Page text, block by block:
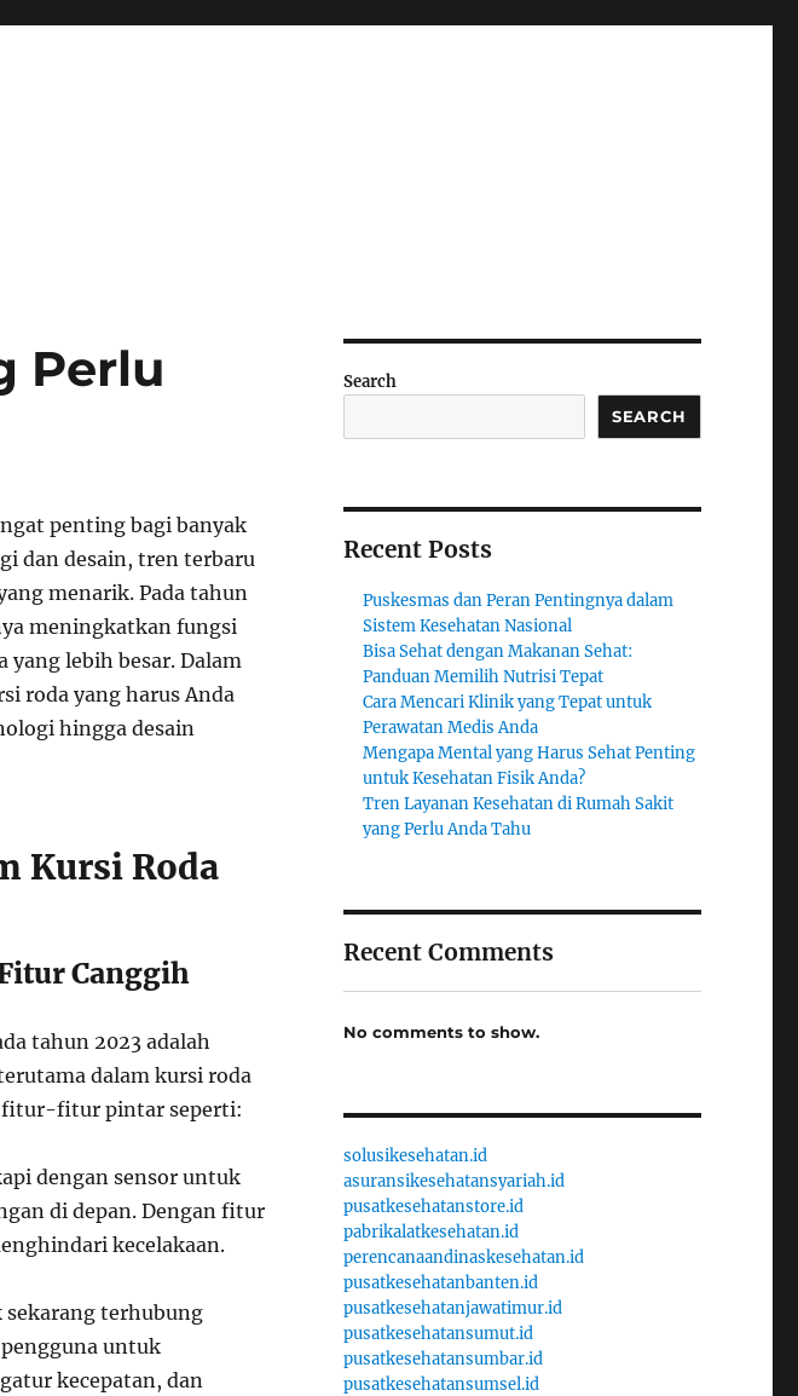
Perlu
penting bagi banyak
dan desain, tren terbaru
menarik. Pada tahun
meningkatkan fungsi
yang lebih besar. Dalam
roda yang harus Anda
hingga desain
Kursi Roda
Canggih
tahun 2023 adalah
dalam kursi roda
fitur-fitur pintar seperti:
dengan sensor untuk
di depan. Dengan fitur
kecelakaan.
terhubung
untuk
kecepatan, dan
Search
SEARCH
Recent Posts
Puskesmas dan Peran Pentingnya dalam
Sistem Kesehatan Nasional
Bisa Sehat dengan Makanan Sehat:
Panduan Memilih Nutrisi Tepat
Cara Mencari Klinik yang Tepat untuk
Perawatan Medis Anda
Mengapa Mental yang Harus Sehat Penting
untuk Kesehatan Fisik Anda?
Tren Layanan Kesehatan di Rumah Sakit
yang Perlu Anda Tahu
Recent Comments
No comments to show.
solusikesehatan.id
asuransikesehatansyariah.id
pusatkesehatanstore.id
pabrikalatkesehatan.id
perencanaandinaskesehatan.id
pusatkesehatanbanten.id
pusatkesehatanjawatimur.id
pusatkesehatansumut.id
pusatkesehatansumbar.id
pusatkesehatansumsel.id